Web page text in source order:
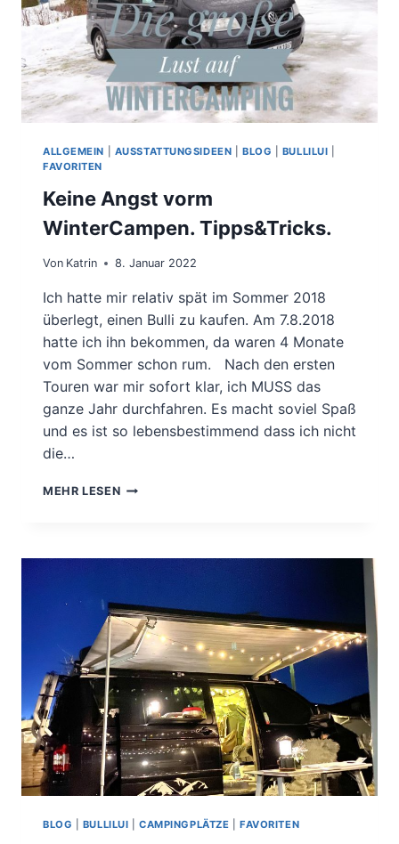
ALLGEMEIN AUSSTATTUNGSIDEEN BLOG BULLILUI
FAVORITEN
Keine Angst vorm
WinterCampen. Tipps&Tricks.
Von Katrin 8. Januar 2022
Ich hatte mir relativ spät im Sommer 2018
überlegt, einen Bulli zu kaufen. Am 7.8.2018
hatte ich ihn bekommen, da waren 4 Monate
vom Sommer schon rum. Nach den ersten
Touren war mir sofort klar, ich MUSS das
ganze Jahr durchfahren. Es macht soviel Spaß
und es ist so lebensbestimmend dass ich nicht
die…
MEHR LESENKEINE
TIPPS&TRICKS.
BLOG BULLILUI |CAMPINGPLÄTZE |FAVORITEN